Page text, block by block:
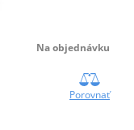
Na objednávku
Porovnať